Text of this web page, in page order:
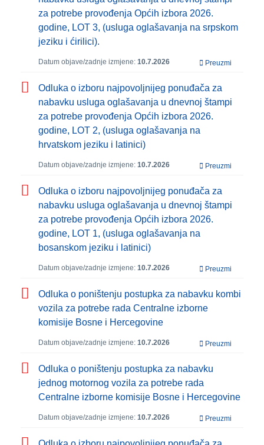
za potrebe provođenja Općih izbora 2026.
godine, LOT 3, (usluga oglašavanja na srpskom
jeziku i ćirilici).
Datum objave/zadnje izmjene: 10.7.2026 Preuzmi
Odluka o izboru najpovoljnijeg ponuđača za
nabavku usluga oglašavanja u dnevnoj štampi
za potrebe provođenja Općih izbora 2026.
godine, LOT 2, (usluga oglašavanja na
hrvatskom jeziku i latinici)
Datum objave/zadnje izmjene: 10.7.2026 Preuzmi
Odluka o izboru najpovoljnijeg ponuđača za
nabavku usluga oglašavanja u dnevnoj štampi
za potrebe provođenja Općih izbora 2026.
godine, LOT 1, (usluga oglašavanja na
bosanskom jeziku i latinici)
Datum objave/zadnje izmjene: 10.7.2026 Preuzmi
Odluka o poništenju postupka za nabavku kombi
vozila za potrebe rada Centralne izborne
komisije Bosne i Hercegovine
Datum objave/zadnje izmjene: 10.7.2026 Preuzmi
Odluka o poništenju postupka za nabavku
jednog motornog vozila za potrebe rada
Centralne izborne komisije Bosne i Hercegovine
Datum objave/zadnje izmjene: 10.7.2026 Preuzmi